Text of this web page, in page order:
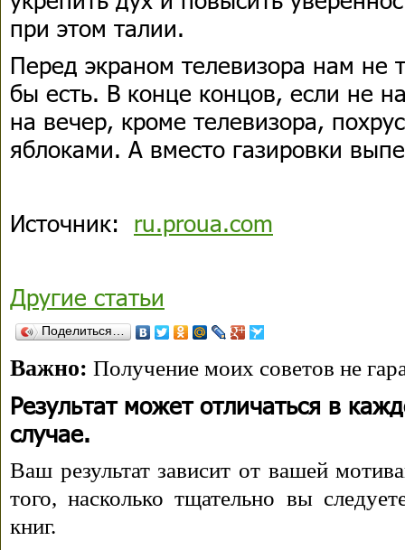
при этом талии.
Перед экраном телевизора нам не
бы есть. В конце концов, если не
на вечер, кроме телевизора,
яблоками. А вместо газировки
Источник: ru.proua.com
Другие статьи
Поделиться…
Важно: Получение моих советов не
Результат может отличаться в
случае.
Ваш результат зависит от вашей
того, насколько тщательно вы
книг.